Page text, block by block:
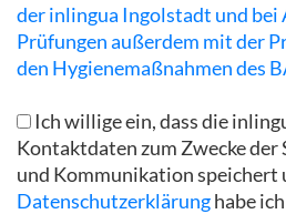
der inlingua Ingolstadt und bei
Prüfungen außerdem mit der
den Hygienemaßnahmen des
Ich willige ein, dass die
Kontaktdaten zum Zwecke der
und Kommunikation speichert
Datenschutzerklärunghabe